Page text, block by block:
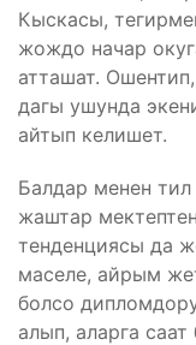
Кыскасы,
жождо начар
атташат.
дагы ушунда
айтып келишет.
Балдар менен
жаштар
тенденциясы да
маселе, айрым
болсо
алып, аларга